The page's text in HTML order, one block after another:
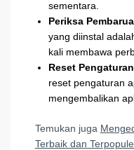
sementara.
Periksa
yang diinstal
kali membawa
Reset Pengaturan
reset pengaturan
mengembalikan
Temukan juga
Terbaik dan